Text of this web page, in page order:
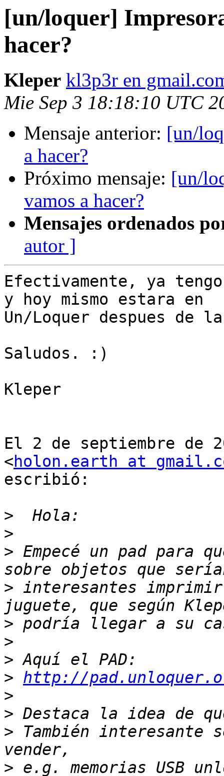
[un/loquer]
hacer?
Kleper kl3p3r en
Mie Sep 3 18:18:10 UTC
Mensaje anterior: [un/
a hacer?
Próximo mensaje: [un/
vamos a hacer?
Mensajes ordenados
autor ]
Efectivamente, ya
y hoy mismo estara en
Un/Loquer despues de
Saludos. :)
Kleper
El 2 de septiembre de
<holon.earth at
escribió:
>
>
> Empecé un pad para
> interesantes imprimir
>
>
>
> http://
>
>
> También interesante
>